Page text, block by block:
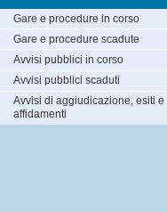
Gare e procedure in corso
Gare e procedure scadute
Avvisi pubblici in corso
Avvisi pubblici scaduti
Avvisi di aggiudicazione, esiti e
affidamenti